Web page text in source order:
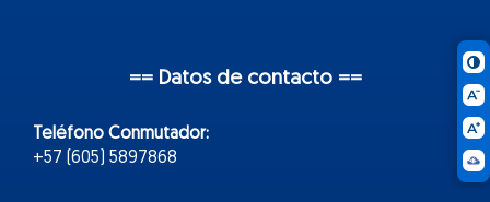
== Datos de contacto ==
Teléfono Conmutador:
+57 (605) 5897868